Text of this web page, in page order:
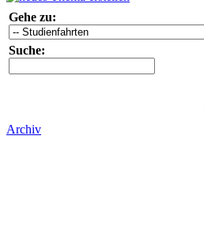
Gehe zu:
Suche:
Archiv